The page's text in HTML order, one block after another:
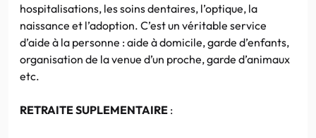
hospitalisations, les soins dentaires, l’optique, la
naissance et l’adoption. C’est un véritable service
d’aide à la personne : aide à domicile, garde d’enfants,
organisation de la venue d’un proche, garde d’animaux
etc.
RETRAITE SUPLEMENTAIRE :